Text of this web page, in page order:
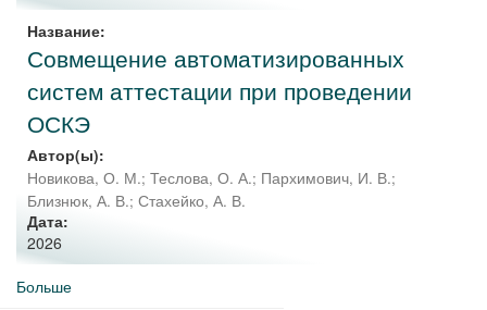
Название:
Совмещение автоматизированных
систем аттестации при проведении
ОСКЭ
Автор(ы):
Новикова, О. М.; Теслова, О. А.; Пархимович, И. В.;
Близнюк, А. В.; Стахейко, А. В.
Дата:
2026
Больше